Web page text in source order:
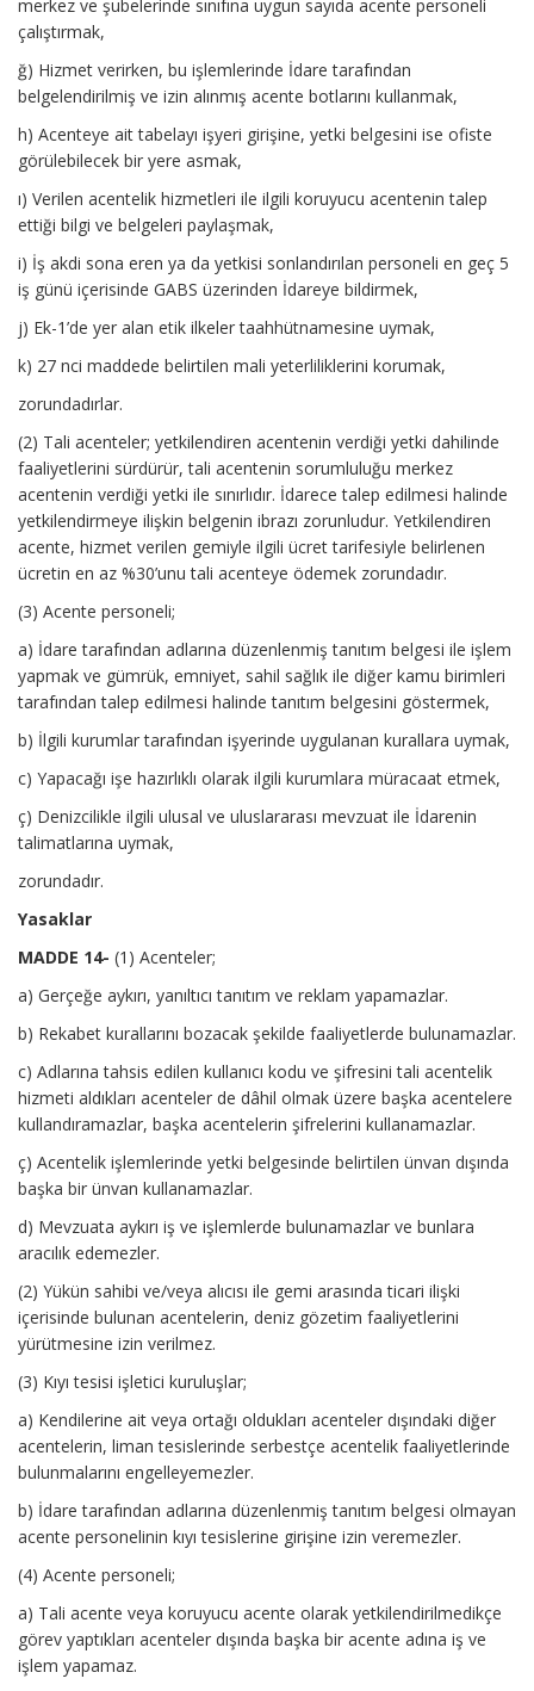
merkez ve şubelerinde sınıfına uygun sayıda acente personeli
çalıştırmak,
ğ) Hizmet verirken, bu işlemlerinde İdare tarafından
belgelendirilmiş ve izin alınmış acente botlarını kullanmak,
h) Acenteye ait tabelayı işyeri girişine, yetki belgesini ise ofiste
görülebilecek bir yere asmak,
ı) Verilen acentelik hizmetleri ile ilgili koruyucu acentenin talep
ettiği bilgi ve belgeleri paylaşmak,
i) İş akdi sona eren ya da yetkisi sonlandırılan personeli en geç 5
iş günü içerisinde GABS üzerinden İdareye bildirmek,
j) Ek-1’de yer alan etik ilkeler taahhütnamesine uymak,
k) 27 nci maddede belirtilen mali yeterliliklerini korumak,
zorundadırlar.
(2) Tali acenteler; yetkilendiren acentenin verdiği yetki dahilinde
faaliyetlerini sürdürür, tali acentenin sorumluluğu merkez
acentenin verdiği yetki ile sınırlıdır. İdarece talep edilmesi halinde
yetkilendirmeye ilişkin belgenin ibrazı zorunludur. Yetkilendiren
acente, hizmet verilen gemiyle ilgili ücret tarifesiyle belirlenen
ücretin en az %30’unu tali acenteye ödemek zorundadır.
(3) Acente personeli;
a) İdare tarafından adlarına düzenlenmiş tanıtım belgesi ile işlem
yapmak ve gümrük, emniyet, sahil sağlık ile diğer kamu birimleri
tarafından talep edilmesi halinde tanıtım belgesini göstermek,
b) İlgili kurumlar tarafından işyerinde uygulanan kurallara uymak,
c) Yapacağı işe hazırlıklı olarak ilgili kurumlara müracaat etmek,
ç) Denizcilikle ilgili ulusal ve uluslararası mevzuat ile İdarenin
talimatlarına uymak,
zorundadır.
Yasaklar
MADDE 14- (1) Acenteler;
a) Gerçeğe aykırı, yanıltıcı tanıtım ve reklam yapamazlar.
b) Rekabet kurallarını bozacak şekilde faaliyetlerde bulunamazlar.
c) Adlarına tahsis edilen kullanıcı kodu ve şifresini tali acentelik
hizmeti aldıkları acenteler de dâhil olmak üzere başka acentelere
kullandıramazlar, başka acentelerin şifrelerini kullanamazlar.
ç) Acentelik işlemlerinde yetki belgesinde belirtilen ünvan dışında
başka bir ünvan kullanamazlar.
d) Mevzuata aykırı iş ve işlemlerde bulunamazlar ve bunlara
aracılık edemezler.
(2) Yükün sahibi ve/veya alıcısı ile gemi arasında ticari ilişki
içerisinde bulunan acentelerin, deniz gözetim faaliyetlerini
yürütmesine izin verilmez.
(3) Kıyı tesisi işletici kuruluşlar;
a) Kendilerine ait veya ortağı oldukları acenteler dışındaki diğer
acentelerin, liman tesislerinde serbestçe acentelik faaliyetlerinde
bulunmalarını engelleyemezler.
b) İdare tarafından adlarına düzenlenmiş tanıtım belgesi olmayan
acente personelinin kıyı tesislerine girişine izin veremezler.
(4) Acente personeli;
a) Tali acente veya koruyucu acente olarak yetkilendirilmedikçe
görev yaptıkları acenteler dışında başka bir acente adına iş ve
işlem yapamaz.